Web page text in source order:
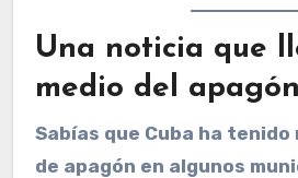
Una noticia que
medio del
Sabías que Cuba ha tenido
de apagón en algunos